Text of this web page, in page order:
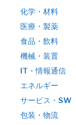
化学・材料
医療・製薬
食品・飲料
機械・装置
IT・情報通信
エネルギー
サービス・SW
包装・物流